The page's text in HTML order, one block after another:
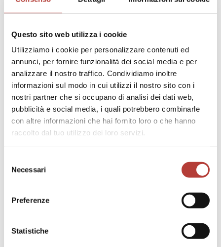
Questo sito web utilizza i cookie
Utilizziamo i cookie per personalizzare contenuti ed
annunci, per fornire funzionalità dei social media e per
analizzare il nostro traffico. Condividiamo inoltre
informazioni sul modo in cui utilizzi il nostro sito con i
nostri partner che si occupano di analisi dei dati web,
pubblicità e social media, i quali potrebbero combinarle
con altre informazioni che hai fornito loro o che hanno
raccolto dal tuo utilizzo dei loro servizi.
delNecessari
Preferenze
Statistiche